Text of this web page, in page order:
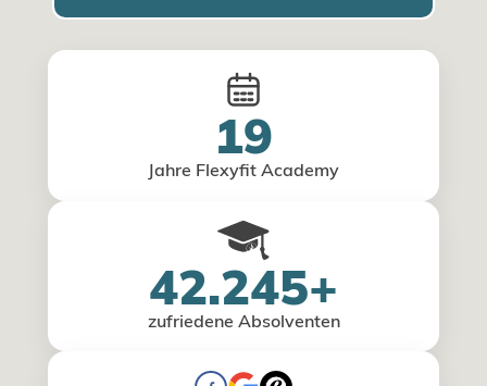
19
Jahre Flexyfit Academy
42.245+
zufriedene Absolventen